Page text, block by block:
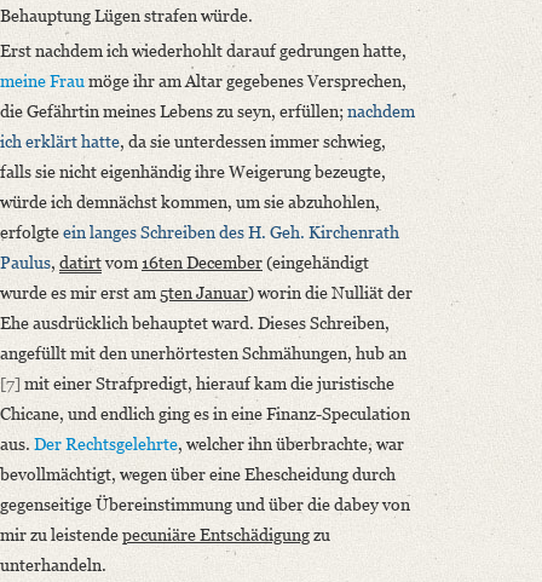
Behauptung Lügen strafen würde.
Erst nachdem ich wiederhohlt darauf gedrungen hatte,
meine Frau möge ihr am Altar gegebenes Versprechen,
die Gefährtin meines Lebens zu seyn, erfüllen; nachdem
ich erklärt hatte, da sie unterdessen immer schwieg,
falls sie nicht eigenhändig ihre Weigerung bezeugte,
würde ich demnächst kommen, um sie abzuhohlen,
erfolgteein langes Schreibendes H. Geh. Kirchenrath
Paulus, datirtvom16ten December(eingehändigt
wurde es mir erst am 5ten Januar) worin die Nulliät der
Ehe ausdrücklich behauptet ward. Dieses Schreiben,
angefüllt mit den unerhörtesten Schmähungen, hub an
[7] mit einer Strafpredigt, hierauf kam die juristische
Chicane, und endlich ging es in eine Finanz-Speculation
aus. Der Rechtsgelehrte, welcher ihn überbrachte, war
bevollmächtigt, wegen über eine Ehescheidung durch
gegenseitige Übereinstimmung und über die dabey von
mir zu leistendepecuniäre Entschädigungzu
unterhandeln.